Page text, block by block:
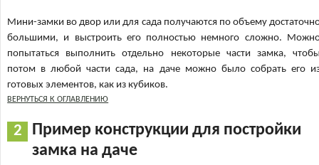
Мини-замки во двор или для сада получаются по объему
большими, и выстроить его полностью немного сложно.
попытаться выполнить отдельно некоторые части замка,
потом в любой части сада, на даче можно было собрать его
готовых элементов, как из кубиков.
ВЕРНУТЬСЯ К ОГЛАВЛЕНИЮ
Пример конструкции для постройки
замка на даче